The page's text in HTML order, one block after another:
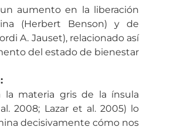
aumento en la liberación
(Herbert Benson) y de
A. Jauset), relacionado así
del estado de bienestar
la materia gris de la ínsula
2008; Lazar et al. 2005) lo
decisivamente cómo nos